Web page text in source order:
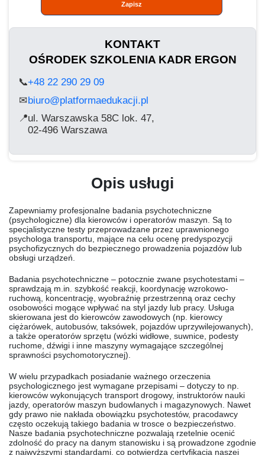
Zapisz
KONTAKT
OŚRODEK SZKOLENIA KADR ERGON
📞+48 22 290 29 09
✉biuro@platformaedukacji.pl
📍ul. Warszawska 58C lok. 47,
02-496 Warszawa
Opis usługi
Zapewniamy profesjonalne badania psychotechniczne
(psychologiczne) dla kierowców i operatorów maszyn. Są to
specjalistyczne testy przeprowadzane przez uprawnionego
psychologa transportu, mające na celu ocenę predyspozycji
psychofizycznych do bezpiecznego prowadzenia pojazdów lub
obsługi urządzeń.
Badania psychotechniczne – potocznie zwane psychotestami –
sprawdzają m.in. szybkość reakcji, koordynację wzrokowo-
ruchową, koncentrację, wyobraźnię przestrzenną oraz cechy
osobowości mogące wpływać na styl jazdy lub pracy. Usługa
skierowana jest do kierowców zawodowych (np. kierowcy
ciężarówek, autobusów, taksówek, pojazdów uprzywilejowanych),
a także operatorów sprzętu (wózki widłowe, suwnice, podesty
ruchome, dźwigi i inne maszyny wymagające szczególnej
sprawności psychomotorycznej).
W wielu przypadkach posiadanie ważnego orzeczenia
psychologicznego jest wymagane przepisami – dotyczy to np.
kierowców wykonujących transport drogowy, instruktorów nauki
jazdy, operatorów maszyn budowlanych i magazynowych. Nawet
gdy prawo nie nakłada obowiązku psychotestów, pracodawcy
często oczekują takiego badania w trosce o bezpieczeństwo.
Nasze badania psychotechniczne pozwalają rzetelnie ocenić
zdolność do pracy na danym stanowisku i są prowadzone zgodnie
z najwyższymi standardami, co potwierdza certyfikacja naszej